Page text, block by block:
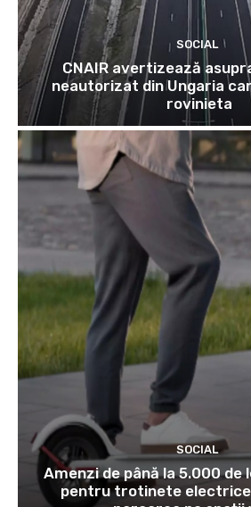
SOCIAL
CNAIR avertizează
neautorizat din Ungaria
rovinieta
SOCIAL
Amenzi de până la 5.000 de
pentru trotinete electrice